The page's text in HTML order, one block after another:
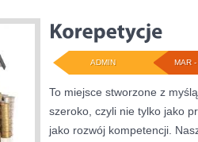
MAR
ADMIN
To miejsce stworzone z
szeroko, czyli nie tylko jako
jako rozwój kompetencji.